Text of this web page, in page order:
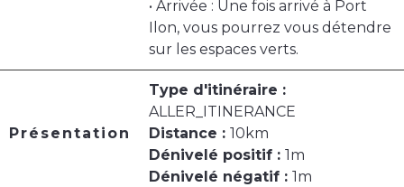
• Arrivée : Une fois arrivé à Port
Ilon, vous pourrez vous détendre
sur les espaces verts.
Présentation
Type d'itinéraire :
ALLER_ITINERANCE
Distance : 10km
Dénivelé positif : 1m
Dénivelé négatif : 1m